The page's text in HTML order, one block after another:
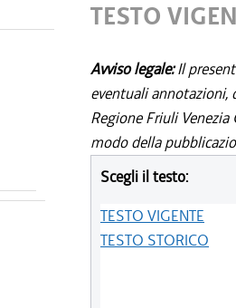
TESTO
Avviso legale:Il
eventuali
Regione Friuli
modo della
Scegli il testo:
TESTO VIGENTE
TESTO STORICO